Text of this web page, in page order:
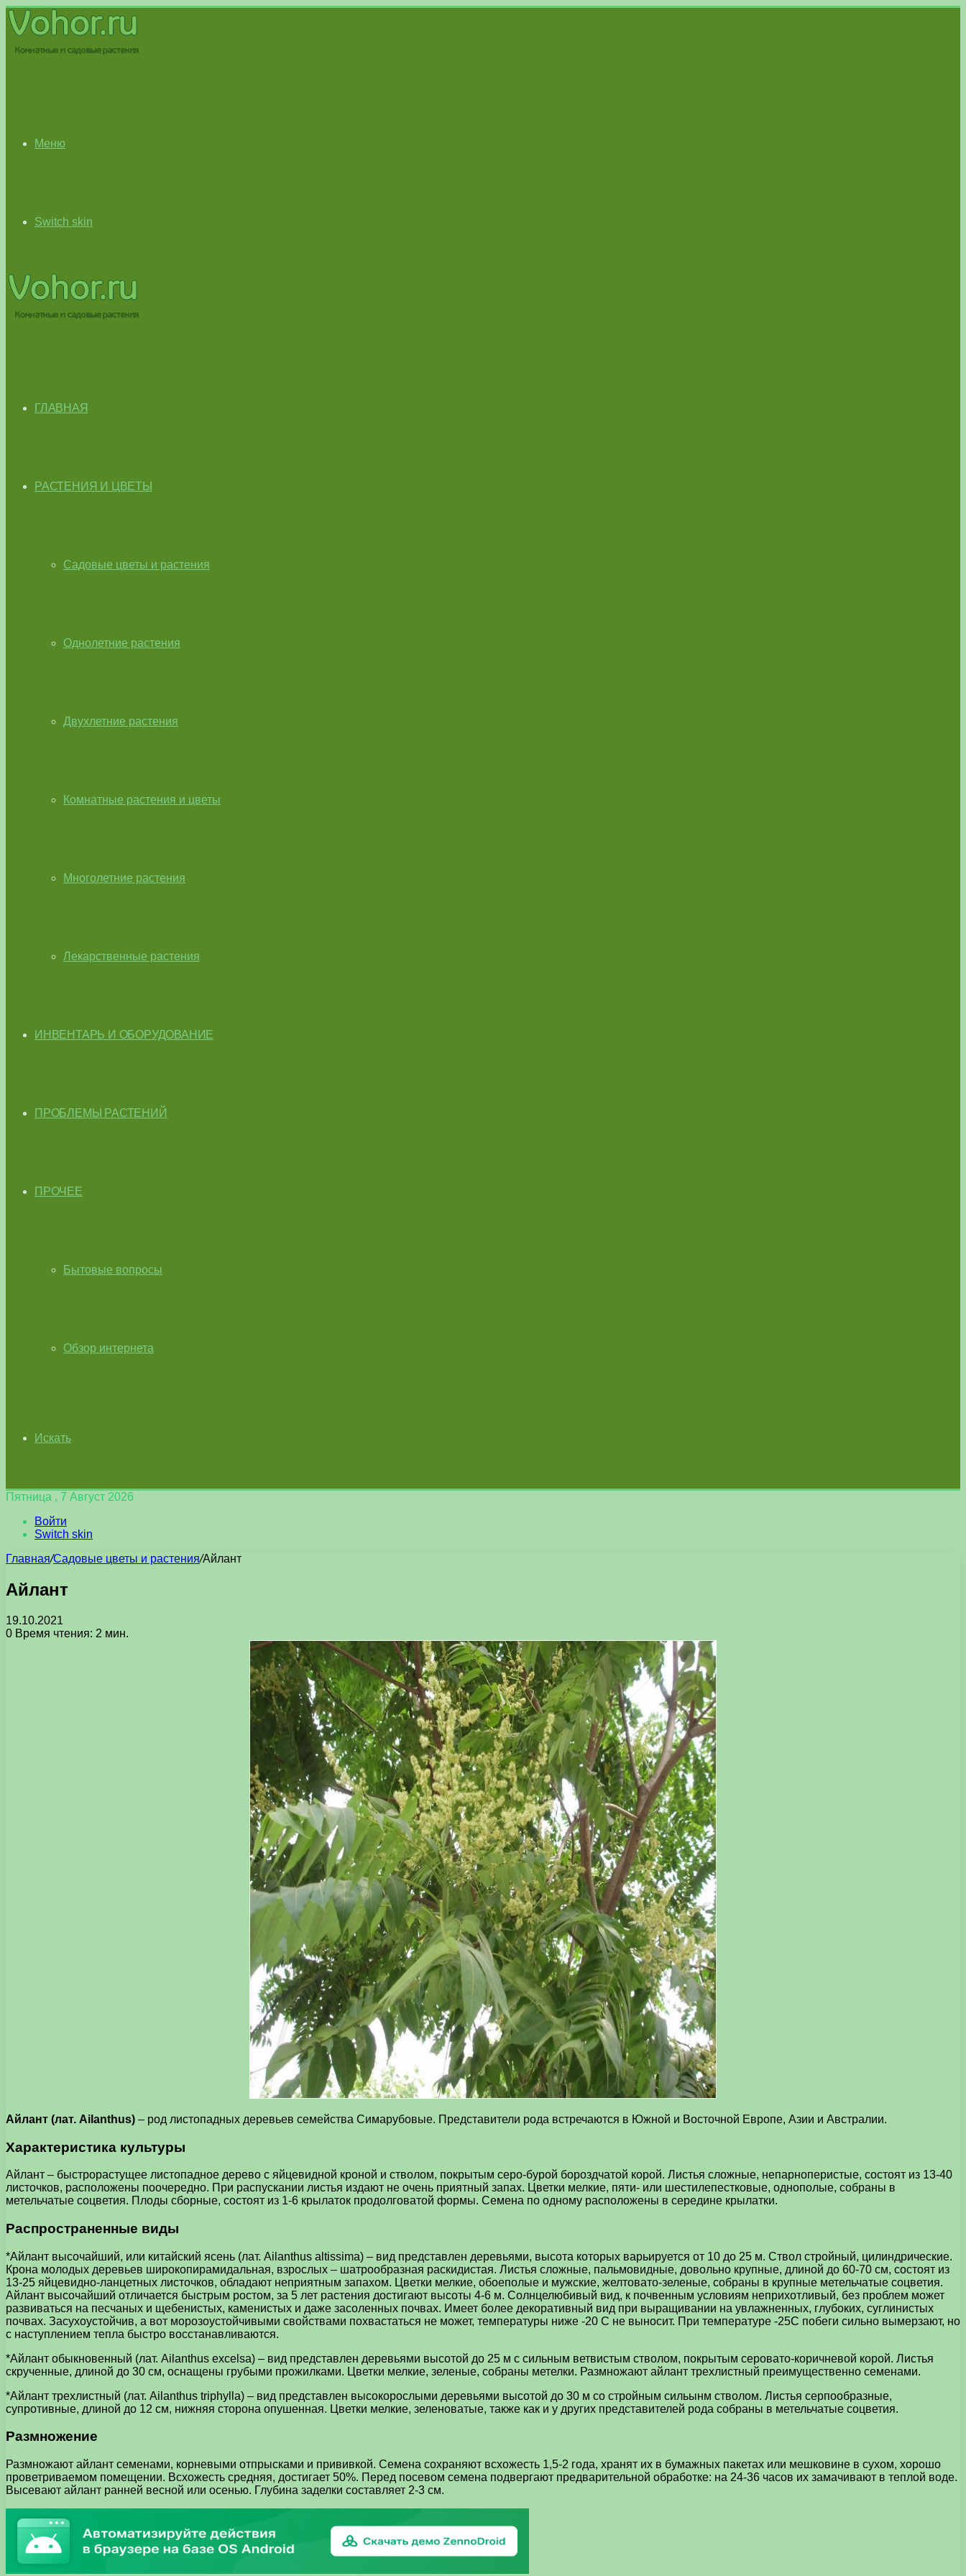
Меню
Switch skin
ГЛАВНАЯ
РАСТЕНИЯ И ЦВЕТЫ
Садовые цветы и растения
Однолетние растения
Двухлетние растения
Комнатные растения и цветы
Многолетние растения
Лекарственные растения
ИНВЕНТАРЬ И ОБОРУДОВАНИЕ
ПРОБЛЕМЫ РАСТЕНИЙ
ПРОЧЕЕ
Бытовые вопросы
Обзор интернета
Искать
Пятница , 7 Август 2026
Войти
Switch skin
Главная/Садовые цветы и растения/Айлант
Айлант
19.10.2021
0 Время чтения: 2 мин.
Айлант (лат. Ailanthus) – род листопадных деревьев семейства Симарубовые. Представители рода встречаются в Южной и Восточной Европе, Азии и Австралии.
Характеристика культуры
Айлант – быстрорастущее листопадное дерево с яйцевидной кроной и стволом, покрытым серо-бурой бороздчатой корой. Листья сложные, непарноперистые, состоят из 13-40
листочков, расположены поочередно. При распускании листья издают не очень приятный запах. Цветки мелкие, пяти- или шестилепестковые, однополые, собраны в
метельчатые соцветия. Плоды сборные, состоят из 1-6 крылаток продолговатой формы. Семена по одному расположены в середине крылатки.
Распространенные виды
*Айлант высочайший, или китайский ясень (лат. Ailanthus altissima) – вид представлен деревьями, высота которых варьируется от 10 до 25 м. Ствол стройный, цилиндрические.
Крона молодых деревьев широкопирамидальная, взрослых – шатрообразная раскидистая. Листья сложные, пальмовидные, довольно крупные, длиной до 60-70 см, состоят из
13-25 яйцевидно-ланцетных листочков, обладают неприятным запахом. Цветки мелкие, обоеполые и мужские, желтовато-зеленые, собраны в крупные метельчатые соцветия.
Айлант высочайший отличается быстрым ростом, за 5 лет растения достигают высоты 4-6 м. Солнцелюбивый вид, к почвенным условиям неприхотливый, без проблем может
развиваться на песчаных и щебенистых, каменистых и даже засоленных почвах. Имеет более декоративный вид при выращивании на увлажненных, глубоких, суглинистых
почвах. Засухоустойчив, а вот морозоустойчивыми свойствами похвастаться не может, температуры ниже -20 С не выносит. При температуре -25С побеги сильно вымерзают, но
с наступлением тепла быстро восстанавливаются.
*Айлант обыкновенный (лат. Ailanthus excelsa) – вид представлен деревьями высотой до 25 м с сильным ветвистым стволом, покрытым серовато-коричневой корой. Листья
скрученные, длиной до 30 см, оснащены грубыми прожилками. Цветки мелкие, зеленые, собраны метелки. Размножают айлант трехлистный преимущественно семенами.
*Айлант трехлистный (лат. Ailanthus triphylla) – вид представлен высокорослыми деревьями высотой до 30 м со стройным сильынм стволом. Листья серпообразные,
супротивные, длиной до 12 см, нижняя сторона опушенная. Цветки мелкие, зеленоватые, также как и у других представителей рода собраны в метельчатые соцветия.
Размножение
Размножают айлант семенами, корневыми отпрысками и прививкой. Семена сохраняют всхожесть 1,5-2 года, хранят их в бумажных пакетах или мешковине в сухом, хорошо
проветриваемом помещении. Всхожесть средняя, достигает 50%. Перед посевом семена подвергают предварительной обработке: на 24-36 часов их замачивают в теплой воде.
Высевают айлант ранней весной или осенью. Глубина заделки составляет 2-3 см.